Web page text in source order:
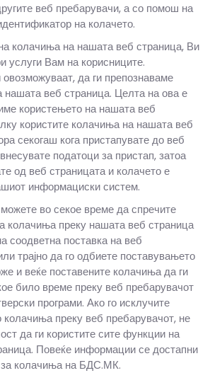
веб пребарувачи, а со помош на
на колачето.
колачиња на нашата веб страница, Ви
услуги Вам на корисниците.
да ги препознаваме
нашата веб страница. Целта на ова е
користењето на нашата веб
користите колачиња на нашата веб
секогаш кога пристапувате до веб
податоци за пристап, затоа
од веб страницата и колачето е
информациски систем.
во секое време да спречите
колачиња преку нашата веб страница
соодветна поставка на веб
трајно да го одбиете поставувањето
и веќе поставените колачиња да ги
било време преку веб пребарувачот
програми. Ако го исклучите
колачиња преку веб пребарувачот, не
да ги користите сите функции на
Повеќе информации се достапни
за колачиња на БДС.МК.